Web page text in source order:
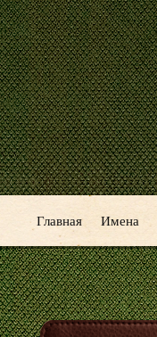
Главная Имена